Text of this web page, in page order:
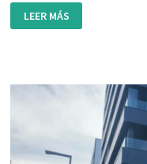
APERTURA
PANADERÍA
ARTESANA
16
LEER MÁS